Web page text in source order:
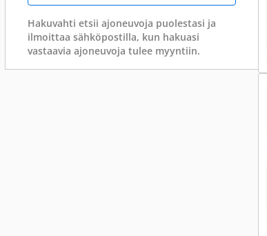
Hakuvahti etsii ajoneuvoja puolestasi ja
ilmoittaa sähköpostilla, kun hakuasi
vastaavia ajoneuvoja tulee myyntiin.